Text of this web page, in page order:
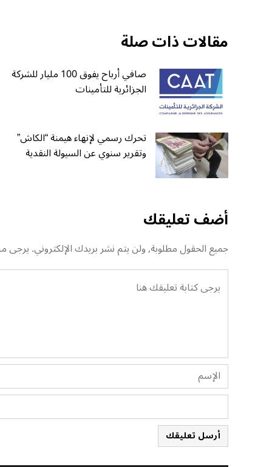
مقالات ذات صلة
صافي أرباح يفوق 100 مليار للشركة
الجزائرية للتأمينات
تحرك رسمي لإنهاء هيمنة “الكاش”
وتقرير سنوي عن السيولة النقدية
أضف تعليقك
جميع الحقول مطلوبة, ولن يتم نشر بريدك الإلكتروني. يرجى
أرسل تعليقك